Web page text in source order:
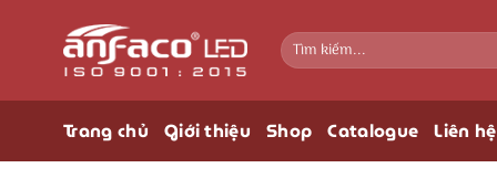
dung
Tìm
kiếm:
Trang chủ Giới thiệu Shop Catalogue Liên hệ